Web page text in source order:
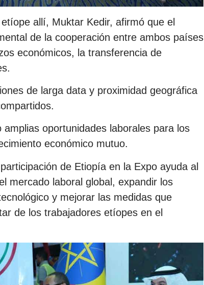
allí, Muktar Kedir, afirmó que el
de la cooperación entre ambos países
económicos, la transferencia de
de larga data y proximidad geográfica
oportunidades laborales para los
económico mutuo.
de Etiopía en la Expo ayuda al
mercado laboral global, expandir los
y mejorar las medidas que
de los trabajadores etíopes en el